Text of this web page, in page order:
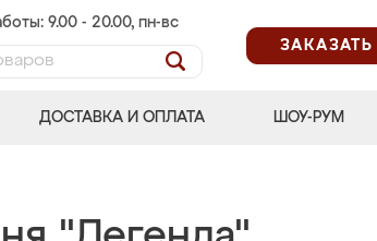
9.00 - 20.00, пн-вс
ДОСТАВКА И ОПЛАТА ШОУ-РУМ